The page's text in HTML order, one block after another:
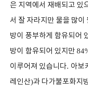
은 지역에서 재배되고 있
서 잘 자라지만 물을 많이
방이 풍부하게 함유되어
방이 함유되어 있지만
이루어져 있습니다. 아보
레인산)과 다가불포화지